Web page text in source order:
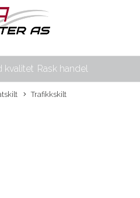
kvalitet Rask handel
Trafikkskilt